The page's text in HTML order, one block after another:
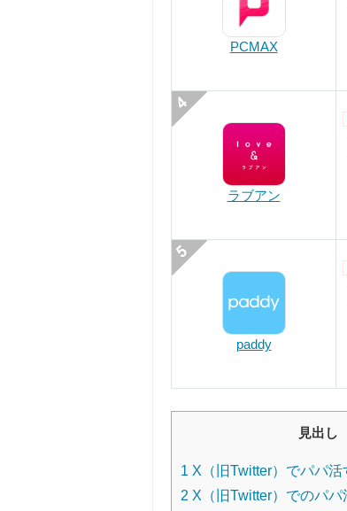
PCMAX
ラブアン
paddy
見出し
1 X（旧Twitter）でパパ
2 X（旧Twitter）でのパ